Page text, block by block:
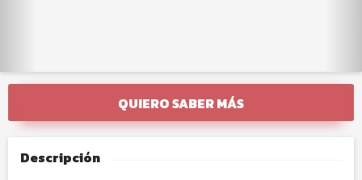
QUIERO SABER MÁS
Descripción